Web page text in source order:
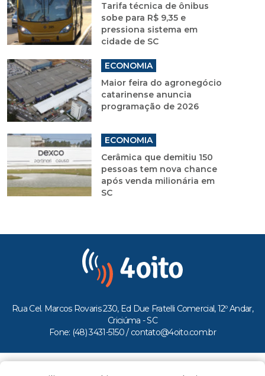
Tarifa técnica de ônibus
sobe para R$ 9,35 e
pressiona sistema em
cidade de SC
ECONOMIA
Maior feira do agronegócio
catarinense anuncia
programação de 2026
ECONOMIA
Cerâmica que demitiu 150
pessoas tem nova chance
após venda milionária em
SC
Rua Cel. Marcos Rovaris 230, Ed Due Fratelli Comercial, 12º Andar,
Criciúma - SC
Fone: (48) 3431-5150 / contato@4oito.com.br